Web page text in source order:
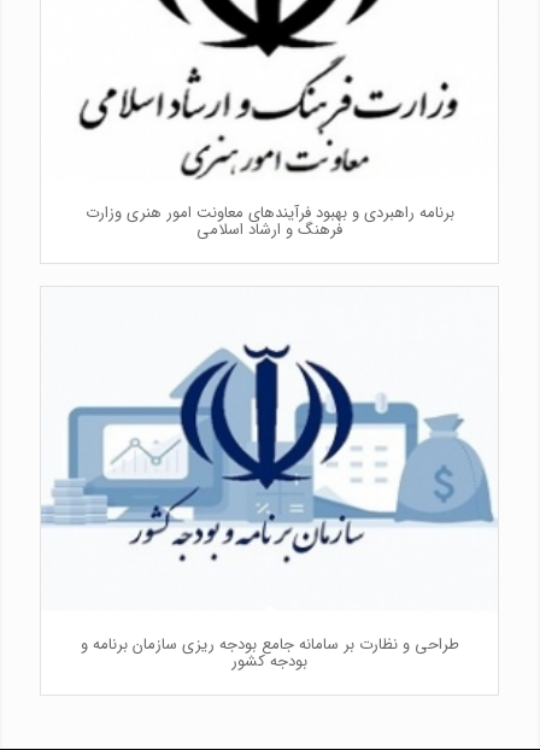
برنامه ‌راهبردی و بهبود فرآیندهای معاونت امور هنری وزارت
فرهنگ و ارشاد اسلامی
طراحی و نظارت بر سامانه جامع بودجه‌ ریزی سازمان برنامه و
بودجه کشور